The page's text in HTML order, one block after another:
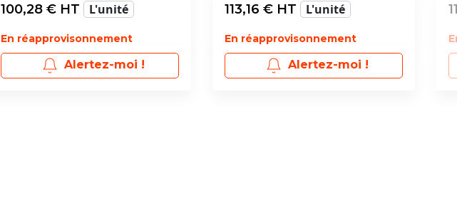
100,28 € HT L'unité
En réapprovisonnement
Alertez-moi !
113,16 € HT L'unité
En réapprovisonnement
Alertez-moi !